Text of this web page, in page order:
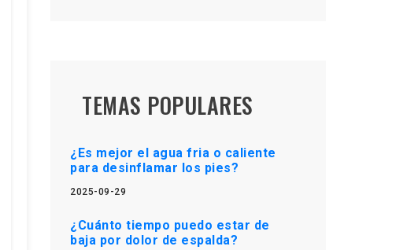
TEMAS POPULARES
¿Es mejor el agua fria o caliente
para desinflamar los pies?
2025-09-29
¿Cuánto tiempo puedo estar de
baja por dolor de espalda?